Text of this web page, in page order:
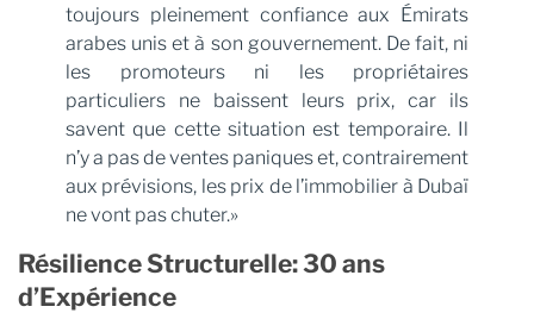
toujours pleinement confiance aux Émirats
arabes unis et à son gouvernement. De fait, ni
les promoteurs ni les propriétaires
particuliers ne baissent leurs prix, car ils
savent que cette situation est temporaire. Il
n’y a pas de ventes paniques et, contrairement
aux prévisions, les prix de l’immobilier à Dubaï
ne vont pas chuter.»
Résilience Structurelle: 30 ans
d’Expérience